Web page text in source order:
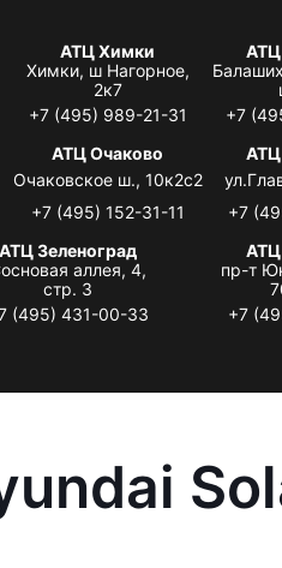
АТЦ Химки
Химки, ш Нагорное,
2к7
+7 (495) 989-21-31
АТЦ
+7
АТЦ Очаково
Очаковское ш., 10к2с2
+7 (495) 152-31-11
АТЦ
+7
АТЦ Зеленоград
аллея, 4,
стр. 3
(495) 431-00-33
АТЦ
пр-т
+7